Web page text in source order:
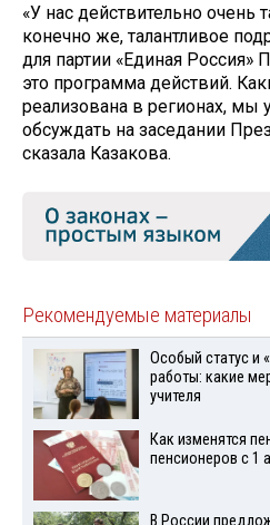
«У нас действительно очень
конечно же, талантливое
для партии «Единая Россия»
это программа действий.
реализована в регионах, мы
обсуждать на заседании
сказала Казакова.
Рекомендуемые материалы
Особый статус и
работы: какие
учителя
Как изменятся
пенсионеров с 1
В России